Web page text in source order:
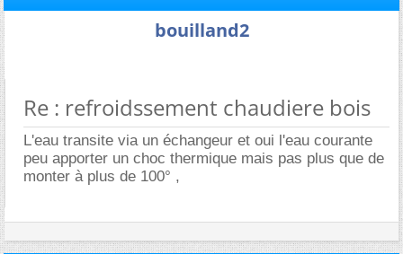
bouilland2
Re : refroidssement chaudiere bois
L'eau transite via un échangeur et oui l'eau courante
peu apporter un choc thermique mais pas plus que de
monter à plus de 100° ,